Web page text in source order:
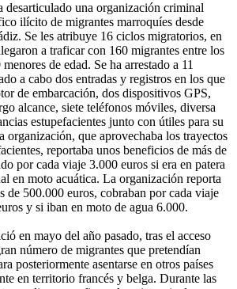
desarticulado una organización criminal
ilícito de migrantes marroquíes desde
Se les atribuye 16 ciclos migratorios, en
a traficar con 160 migrantes entre los
de edad. Se ha arrestado a 11
a cabo dos entradas y registros en los que
de embarcación, dos dispositivos GPS,
alcance, siete teléfonos móviles, diversa
estupefacientes junto con útiles para su
organización, que aprovechaba los trayectos
reportaba unos beneficios de más de
por cada viaje 3.000 euros si era en patera
en moto acuática. La organización reporta
de 500.000 euros, cobraban por cada viaje
y si iban en moto de agua 6.000.
en mayo del año pasado, tras el acceso
número de migrantes que pretendían
posteriormente asentarse en otros países
en territorio francés y belga. Durante las